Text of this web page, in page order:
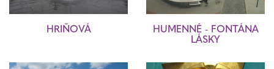
HRIŇOVÁ HUMENNÉ - FONTÁNA
LÁSKY